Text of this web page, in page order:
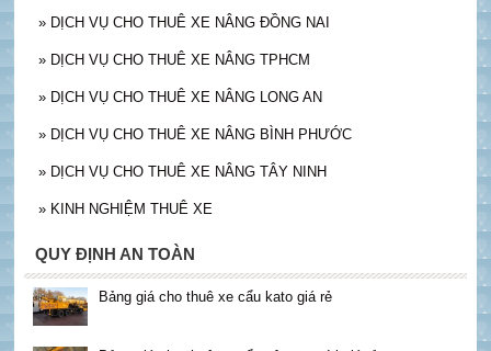
» DỊCH VỤ CHO THUÊ XE NÂNG ĐỒNG NAI
» DỊCH VỤ CHO THUÊ XE NÂNG TPHCM
» DỊCH VỤ CHO THUÊ XE NÂNG LONG AN
» DỊCH VỤ CHO THUÊ XE NÂNG BÌNH PHƯỚC
» DỊCH VỤ CHO THUÊ XE NÂNG TÂY NINH
» KINH NGHIỆM THUÊ XE
QUY ĐỊNH AN TOÀN
Bảng giá cho thuê xe cẩu kato giá rẻ